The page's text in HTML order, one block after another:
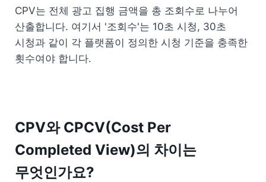
CPV는 전체 광고 집행 금액을 총 조회수로 나누어
산출합니다. 여기서 '조회수'는 10초 시청, 30초
시청과 같이 각 플랫폼이 정의한 시청 기준을 충족한
횟수여야 합니다.
CPV와 CPCV(Cost Per
Completed View)의 차이는
무엇인가요?